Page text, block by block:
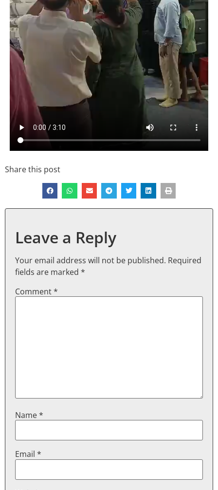
Share this post
Leave a Reply
Your email address will not be published. Required
fields are marked *
Comment*
Name*
Email *